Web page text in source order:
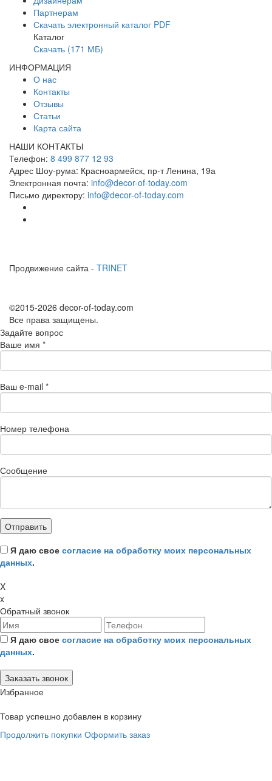
Партнерам
Скачать электронный каталог PDF
Каталог
Скачать (171 МБ)
ИНФОРМАЦИЯ
О нас
Контакты
Отзывы
Статьи
Карта сайта
НАШИ КОНТАКТЫ
Телефон: 8 499 877 12 93
Адрес Шоу-рума: Красноармейск, пр-т Ленина, 19а
Электронная почта: info@decor-of-today.com
Письмо директору: info@decor-of-today.com
Продвижение сайта - TRINET
©2015-2026 decor-of-today.com
Все права защищены.
Задайте вопрос
Ваше имя *
Ваш e-mail *
Номер телефона
Сообщение
Я даю свое согласие на обработку моих персональных
данных.
X
x
Обратный звонок
Я даю свое согласие на обработку моих персональных
данных.
Избранное
Товар успешно добавлен в корзину
Продолжить покупки Оформить заказ